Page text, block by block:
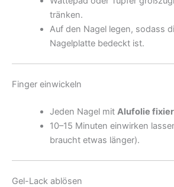
tränken.
Auf den Nagel legen, sodass
Nagelplatte bedeckt ist.
Finger einwickeln
Jeden Nagel mit Alufolie
10–15 Minuten einwirken
braucht etwas länger).
Gel-Lack ablösen